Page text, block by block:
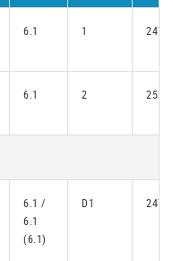
6.1 1
6.1 2
6.1 /
6.1
(6.1)
D1